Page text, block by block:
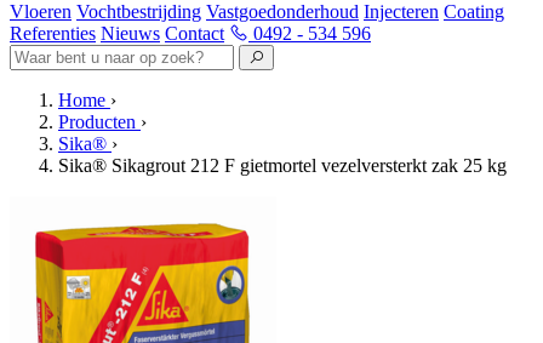
Vloeren Vochtbestrijding Vastgoedonderhoud Injecteren Coating
Referenties Nieuws Contact 0492 - 534 596
Home ›
Producten ›
Sika® ›
Sika® Sikagrout 212 F gietmortel vezelversterkt zak 25 kg